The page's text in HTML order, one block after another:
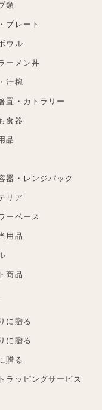
類
プレート
ウル
ーメン丼
汁椀
置・カトラリー
食器
品
器・レンジパック
リア
ーベース
用品
商品
に贈る
に贈る
贈る
ラッピングサービス